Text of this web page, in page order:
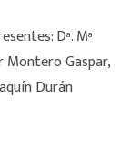
Dª. Mª
Montero Gaspar,
Durán